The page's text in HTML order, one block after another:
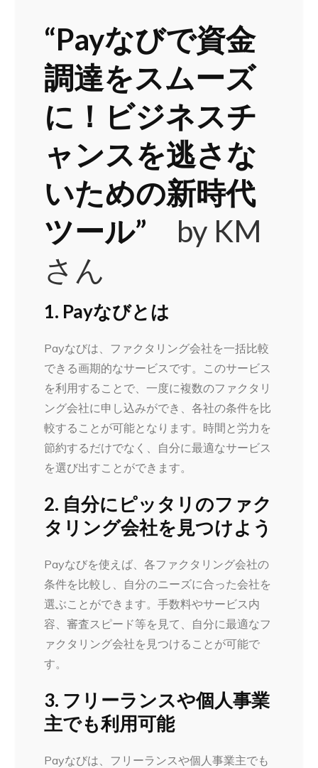
“Payなびで資金
調達をスムーズ
に！ビジネスチ
ャンスを逃さな
いための新時代
ツール” by KM
さん
1. Payなびとは
Payなびは、ファクタリング会社を一括比較
できる画期的なサービスです。このサービス
を利用することで、一度に複数のファクタリ
ング会社に申し込みができ、各社の条件を比
較することが可能となります。時間と労力を
節約するだけでなく、自分に最適なサービス
を選び出すことができます。
2. 自分にピッタリのファク
タリング会社を見つけよう
Payなびを使えば、各ファクタリング会社の
条件を比較し、自分のニーズに合った会社を
選ぶことができます。手数料やサービス内
容、審査スピード等を見て、自分に最適なフ
ァクタリング会社を見つけることが可能で
す。
3. フリーランスや個人事業
主でも利用可能
Payなびは、フリーランスや個人事業主でも